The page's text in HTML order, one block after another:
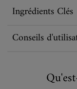
Ingrédients Clés
Conseils